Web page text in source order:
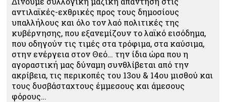
αντιλαϊκές-εχθρικές προς τους δημοσίους
υπαλλήλους και όλο τον λαό πολιτικές της
κυβέρνησης, που εξανεμίζουν το λαϊκό εισόδημα,
που οδηγούν τις τιμές στα τρόφιμα, στα καύσιμα,
στην ενέργεια στον Θεό… την ίδια ώρα που η
αγοραστική μας δύναμη συνθλίβεται από την
ακρίβεια, τις περικοπές του 13ου & 14ου μισθού και
τους δυσβάσταχτους έμμεσους και άμεσους
φόρους…